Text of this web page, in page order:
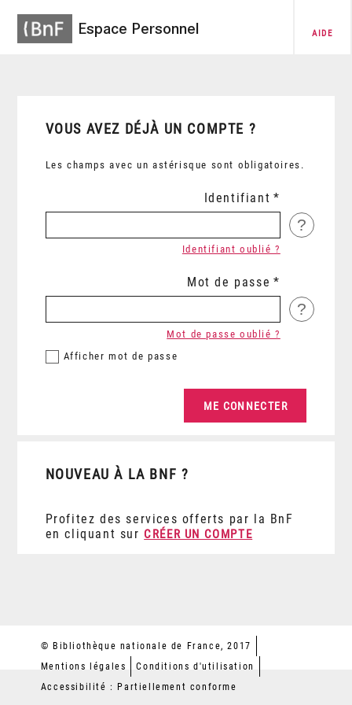
Espace Personnel AIDE
VOUS AVEZ DÉJÀ UN COMPTE ?
Les champs avec un astérisque sont obligatoires.
Identifiant
?
Identifiant oublié ?
Mot de passe
?
Afficher mot de passe
Mot de passe oublié ?
NOUVEAU À LA BNF ?
Profitez des services offerts par la BnF
en cliquant sur CRÉER UN COMPTE
© Bibliothèque nationale de France, 2017
Mentions légales
Conditions d'utilisation
Accessibilité : Partiellement conforme